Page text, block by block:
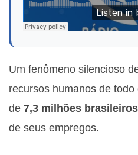
Um fenômeno silencioso
recursos humanos de
de 7,3 milhões brasileiros
de seus empregos.